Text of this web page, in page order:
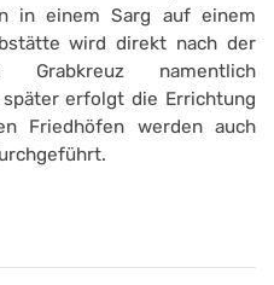
in einem Sarg auf einem
wird direkt nach der
namentlich
erfolgt die Errichtung
Friedhöfen werden auch